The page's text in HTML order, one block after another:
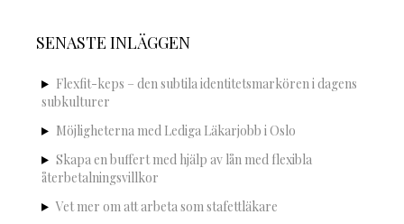
SENASTE INLÄGGEN
Flexfit-keps – den subtila identitetsmarkören i dagens
subkulturer
Möjligheterna med Lediga Läkarjobb i Oslo
Skapa en buffert med hjälp av lån med flexibla
återbetalningsvillkor
Vet mer om att arbeta som stafettläkare